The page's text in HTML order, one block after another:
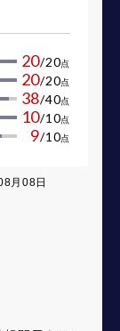
20/20点
20/20点
38/40点
10/10点
9/10点
月08日